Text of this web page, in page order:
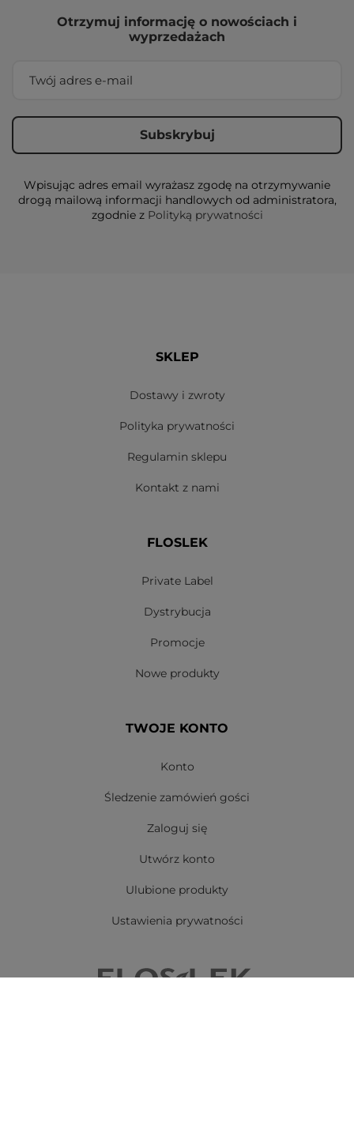
Otrzymuj informację o nowościach i
wyprzedażach
Wpisując adres email wyrażasz zgodę na otrzymywanie
drogą mailową informacji handlowych od administratora,
zgodnie z Polityką prywatności
SKLEP
Dostawy i zwroty
Polityka prywatności
Regulamin sklepu
Kontakt z nami
FLOSLEK
Private Label
Dystrybucja
Promocje
Nowe produkty
TWOJE KONTO
Konto
Śledzenie zamówień gości
Zaloguj się
Utwórz konto
Ulubione produkty
Ustawienia prywatności